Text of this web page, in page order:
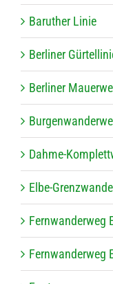
Baru­ther Linie
Ber­li­ner
Ber­li­ner
Dahme-
Elbe-
Fern­wan­der­weg
Fern­wan­der­weg